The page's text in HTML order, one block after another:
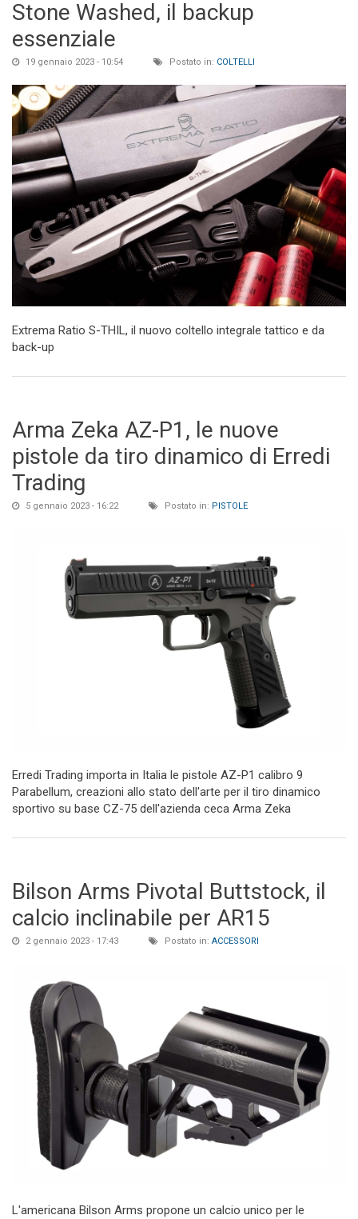
Stone Washed, il backup
essenziale
19 gennaio 2023 - 10:54 Postato in: COLTELLI
Extrema Ratio S-THIL, il nuovo coltello integrale tattico e da
back-up
Arma Zeka AZ-P1, le nuove
pistole da tiro dinamico di Erredi
Trading
5 gennaio 2023 - 16:22 Postato in: PISTOLE
Erredi Trading importa in Italia le pistole AZ-P1 calibro 9
Parabellum, creazioni allo stato dell'arte per il tiro dinamico
sportivo su base CZ-75 dell'azienda ceca Arma Zeka
Bilson Arms Pivotal Buttstock, il
calcio inclinabile per AR15
2 gennaio 2023 - 17:43 Postato in: ACCESSORI
L'americana Bilson Arms propone un calcio unico per le